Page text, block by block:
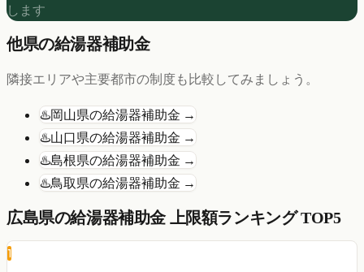
します
他県の給湯器補助金
隣接エリアや主要都市の制度も比較してみましょう。
♨️岡山県の給湯器補助金 →
♨️山口県の給湯器補助金 →
♨️島根県の給湯器補助金 →
♨️鳥取県の給湯器補助金 →
広島県の給湯器補助金 上限額ランキング TOP5
1